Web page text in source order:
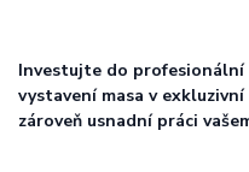
Investujte do
vystavení masa v
zároveň usnadní práci